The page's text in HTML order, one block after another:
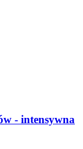
-​ intensywna